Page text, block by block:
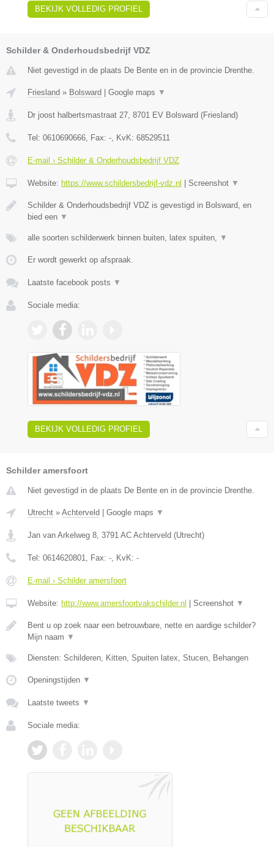
BEKIJK VOLLEDIG PROFIEL
Schilder & Onderhoudsbedrijf VDZ
Niet gevestigd in de plaats De Bente en in de provincie Drenthe.
Friesland » Bolsward Google maps ▼
Dr joost halbertsmastraat 27 8701 EV Bolsward (Friesland)
Tel: 0610690666 , Fax: - , KvK: 68529511
E-mail › Schilder & Onderhoudsbedrijf VDZ
Website: https://www.schildersbedrijf-vdz.nl Screenshot ▼
Schilder & Onderhoudsbedrijf VDZ is gevestigd in Bolsward, en
bied een ▼
alle soorten schilderwerk binnen buiten, latex spuiten, ▼
Er wordt gewerkt op afspraak.
Laatste facebook posts ▼
Sociale media:
BEKIJK VOLLEDIG PROFIEL
Schilder amersfoort
Niet gevestigd in de plaats De Bente en in de provincie Drenthe.
Utrecht » Achterveld Google maps ▼
Jan van Arkelweg 8, 3791 AC Achterveld (Utrecht)
Tel: 0614620801, Fax: -, KvK: -
E-mail › Schilder amersfoort
Website: http://www.amersfoortvakschilder.nl Screenshot ▼
Bent u op zoek naar een betrouwbare, nette en aardige schilder?
Mijn naam ▼
Diensten: Schilderen, Kitten, Spuiten latex, Stucen, Behangen
Openingstijden ▼
Laatste tweets ▼
Sociale media: